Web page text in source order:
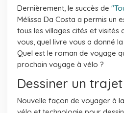
Dernièrement, le succès de
Mélissa Da Costa a permis un
tous les villages cités et visités
vous, quel livre vous a donné
Quel est le roman de voyage
prochain voyage à vélo ?
Dessiner un
Nouvelle façon de voyager à